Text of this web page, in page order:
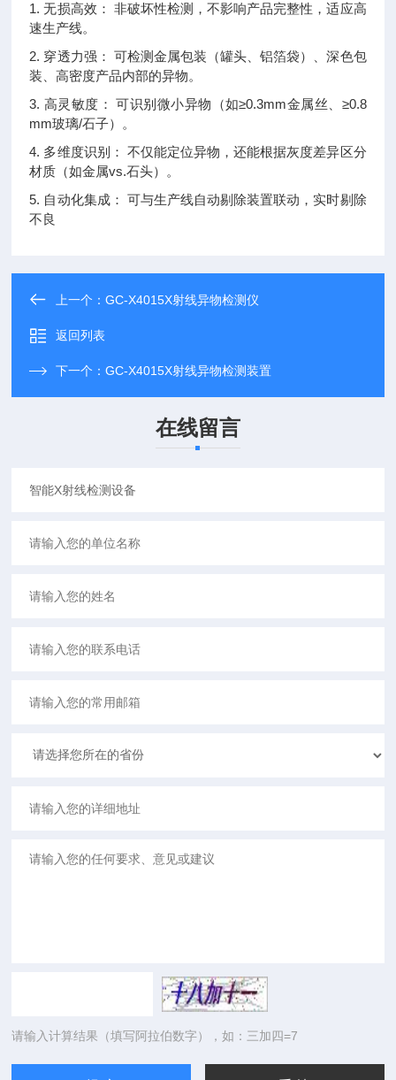
1. 无损高效： 非破坏性检测，不影响产品完整性，适应高
速生产线。
2. 穿透力强： 可检测金属包装（罐头、铝箔袋）、深色包
装、高密度产品内部的异物。
3. 高灵敏度： 可识别微小异物（如≥0.3mm金属丝、≥0.8
mm玻璃/石子）。
4. 多维度识别： 不仅能定位异物，还能根据灰度差异区分
材质（如金属vs.石头）。
5. 自动化集成： 可与生产线自动剔除装置联动，实时剔除
不良
上一个：GC-X4015X射线异物检测仪
返回列表
下一个：GC-X4015X射线异物检测装置
在线留言
请输入计算结果（填写阿拉伯数字），如：三加四=7